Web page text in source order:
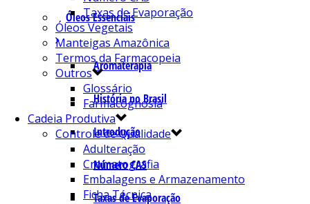
Óleos Essenciais
Aromaterapia
História no Brasil
Introdução
Número CAS
Taxas de Evaporação
Taxas de Evaporação
Óleos Vegetais
Manteigas Amazônica
Termos da Farmacopeia
Outros
Glossário
Farmacognosia
Cadeia Produtiva
Controle de Qualidade
Adulteração
Cromatografia
Embalagens e Armazenamento
Ficha Técnica